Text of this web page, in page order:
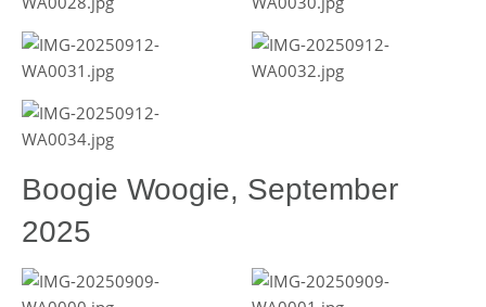
Boogie Woogie, September
2025